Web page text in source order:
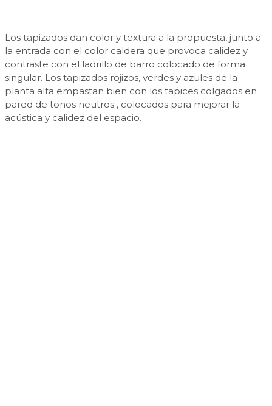
Los tapizados dan color y textura a la propuesta, junto a
la entrada con el color caldera que provoca calidez y
contraste con el ladrillo de barro colocado de forma
singular. Los tapizados rojizos, verdes y azules de la
planta alta empastan bien con los tapices colgados en
pared de tonos neutros , colocados para mejorar la
acústica y calidez del espacio.